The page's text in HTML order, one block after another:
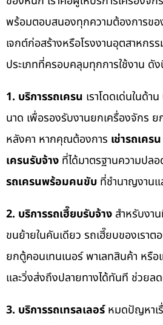
พร้อมตอบสนองทุกความต้องการของ
เจกต์ก่อสร้างหรือโรงงานอุตสาหกร
ประเภทที่ครอบคลุมทุกการใช้งาน ดั
1. บริการรถเครน เราโดดเด่นในด้าน
นาด เพื่อรองรับงานยกเครื่องจักร
หลังคา หากคุณต้องการ เช่ารถเครน
เครนรับจ้าง ที่ได้มาตรฐานความปล
รถเครนพร้อมคนขับ ที่ชำนาญงาน
2. บริการรถเฮี๊ยบรับจ้าง สำหรับงา
ขนย้ายในคันเดียว รถเฮี๊ยบของเราต
ยกตู้คอนเทนเนอร์ พาเลทสินค้า หรือ
และวิ่งส่งถึงปลายทางได้ทันที ช่วยล
3. บริการรถเทรลเลอร์หมดปัญหาเ